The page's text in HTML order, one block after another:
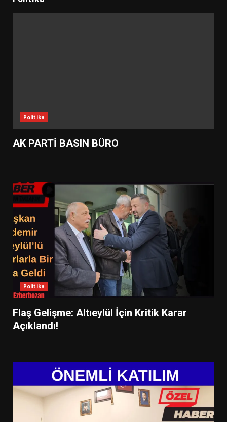
Politika
AK PARTİ BASIN BÜRO
Politika
Flaş Gelişme: Altıeylül İçin Kritik Karar
Açıklandı!